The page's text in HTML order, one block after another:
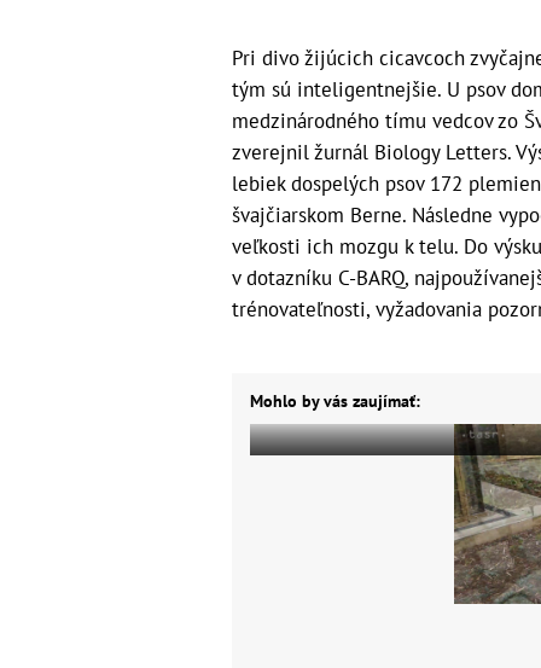
Pri divo žijúcich cicavcoch
tým sú inteligentnejšie. U psov
medzinárodného tímu vedcov zo
zverejnil žurnál Biology Letters.
lebiek dospelých psov 172
švajčiarskom Berne. Následne
veľkosti ich mozgu k telu. Do
v dotazníku C-BARQ,
trénovateľnosti, vyžadovania
Mohlo by vás zaujímať: